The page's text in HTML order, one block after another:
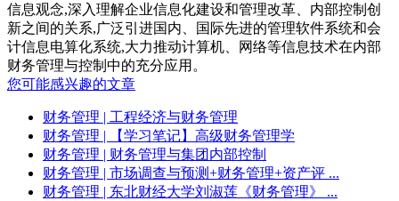
信息观念,深入理解企业信息化建设和管理改革、内部控制创
新之间的关系,广泛引进国内、国际先进的管理软件系统和会
计信息电算化系统,大力推动计算机、网络等信息技术在内部
财务管理与控制中的充分应用。
您可能感兴趣的文章
财务管理 | 工程经济与财务管理
财务管理 | 【学习笔记】高级财务管理学
财务管理 | 财务管理与集团内部控制
财务管理 | 市场调查与预测+财务管理+资产评 ...
财务管理 | 东北财经大学刘淑莲《财务管理》 ...